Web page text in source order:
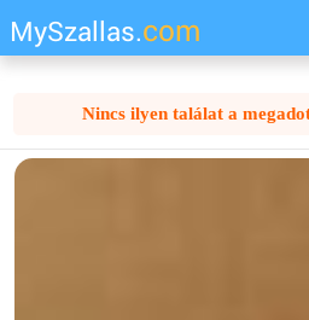
MySzallas.com
Nincs ilyen találat a